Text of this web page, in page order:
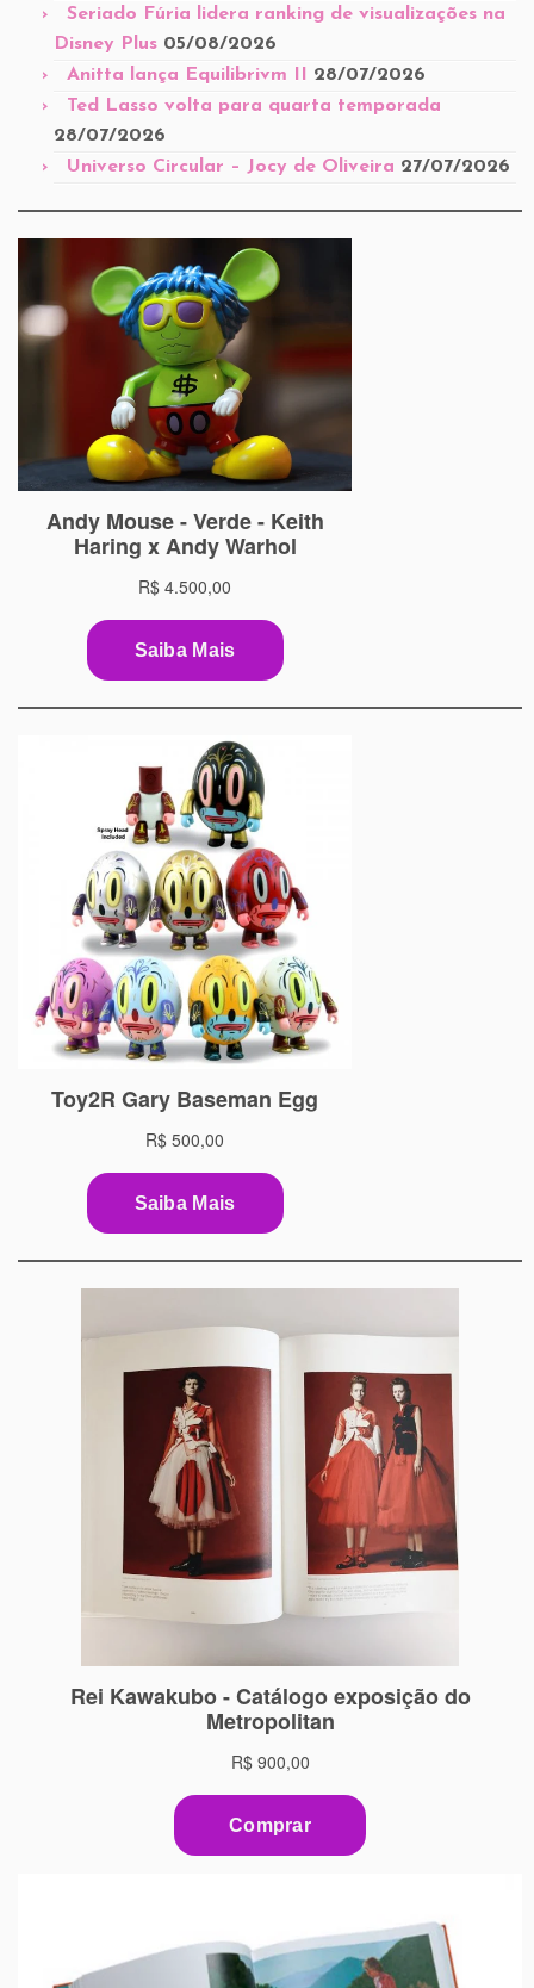
Seriado Fúria lidera ranking de visualizações na
Disney Plus 05/08/2026
Anitta lança Equilibrivm II 28/07/2026
Ted Lasso volta para quarta temporada
28/07/2026
Universo Circular – Jocy de Oliveira 27/07/2026